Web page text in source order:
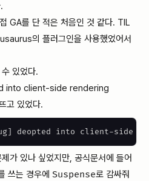
GA를 단 적은 처음인 것 같다. TIL
의 플러그인을 사용했었어서
있었다.
into client-side rendering
고 있었다.
] deopted into client-side
가 있나 싶었지만, 공식문서에 들어
쓰는 경우에 Suspense로 감싸줘